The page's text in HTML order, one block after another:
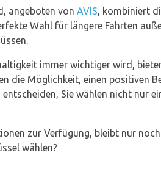
angeboten von AVIS, kombiniert
Wahl für längere Fahrten
immer wichtiger wird,
die Möglichkeit, einen positiven
entscheiden, Sie wählen nicht nur
zur Verfügung, bleibt nur
wählen?